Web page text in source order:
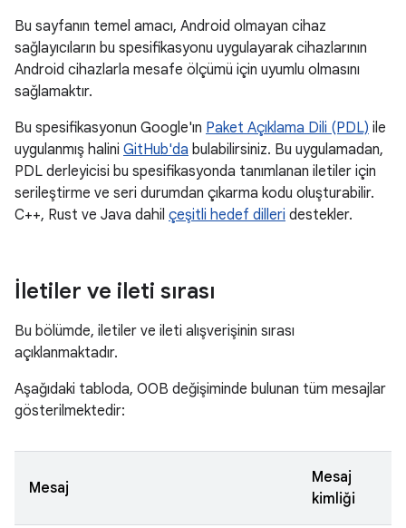
Bu sayfanın temel amacı, Android olmayan cihaz
sağlayıcıların bu spesifikasyonu uygulayarak cihazlarının
Android cihazlarla mesafe ölçümü için uyumlu olmasını
sağlamaktır.
Bu spesifikasyonun Google'ın Paket Açıklama Dili (PDL) ile
uygulanmış halini GitHub'da bulabilirsiniz. Bu uygulamadan,
PDL derleyicisi bu spesifikasyonda tanımlanan iletiler için
serileştirme ve seri durumdan çıkarma kodu oluşturabilir.
C++, Rust ve Java dahil çeşitli hedef dilleri destekler.
İletiler ve ileti sırası
Bu bölümde, iletiler ve ileti alışverişinin sırası
açıklanmaktadır.
Aşağıdaki tabloda, OOB değişiminde bulunan tüm mesajlar
gösterilmektedir:
Mesaj
Mesaj
kimliği